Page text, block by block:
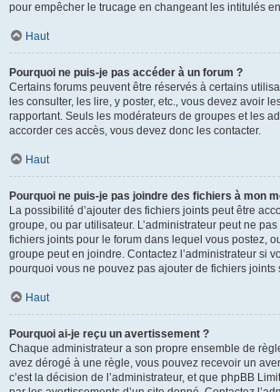
pour empêcher le trucage en changeant les intitulés
Haut
Pourquoi ne puis-je pas accéder à un forum ?
Certains forums peuvent être réservés à certains
les consulter, les lire, y poster, etc., vous devez avoir
rapportant. Seuls les modérateurs de groupes et les
accorder ces accès, vous devez donc les contacter.
Haut
Pourquoi ne puis-je pas joindre des fichiers à mon
La possibilité d’ajouter des fichiers joints peut être
groupe, ou par utilisateur. L’administrateur peut ne
fichiers joints pour le forum dans lequel vous postez,
groupe peut en joindre. Contactez l’administrateur si
pourquoi vous ne pouvez pas ajouter de fichiers joints
Haut
Pourquoi ai-je reçu un avertissement ?
Chaque administrateur a son propre ensemble de
avez dérogé à une règle, vous pouvez recevoir un
c’est la décision de l’administrateur, et que phpBB